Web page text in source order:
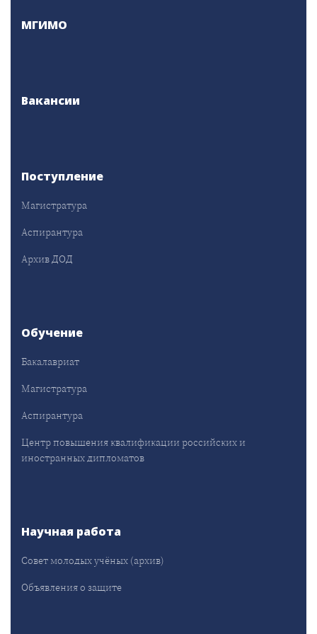
МГИМО
Вакансии
Поступление
Магистратура
Аспирантура
Архив ДОД
Обучение
Бакалавриат
Магистратура
Аспирантура
Центр повышения квалификации российских и
иностранных дипломатов
Научная работа
Совет молодых учёных (архив)
Объявления о защите